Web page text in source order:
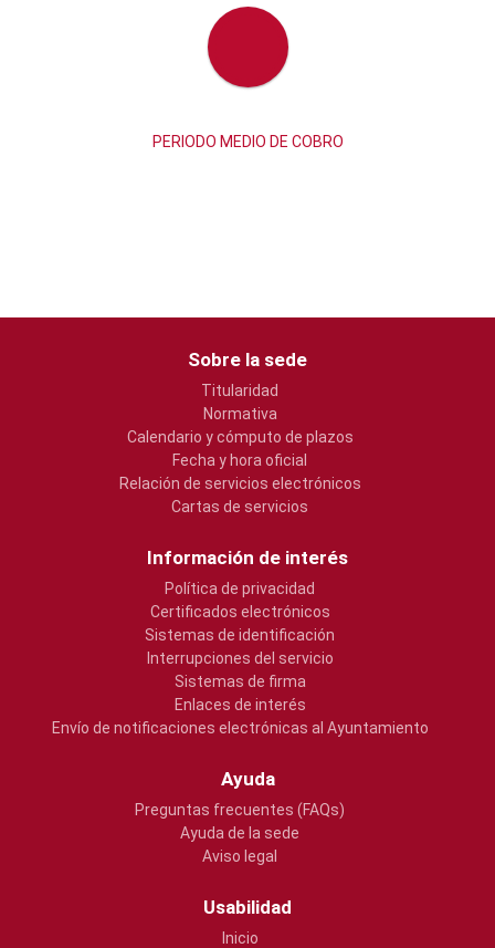
PERIODO MEDIO DE COBRO
Sobre la sede
Titularidad
Normativa
Calendario y cómputo de plazos
Fecha y hora oficial
Relación de servicios electrónicos
Cartas de servicios
Información de interés
Política de privacidad
Certificados electrónicos
Sistemas de identificación
Interrupciones del servicio
Sistemas de firma
Enlaces de interés
Envío de notificaciones electrónicas al Ayuntamiento
Ayuda
Preguntas frecuentes (FAQs)
Ayuda de la sede
Aviso legal
Usabilidad
Inicio